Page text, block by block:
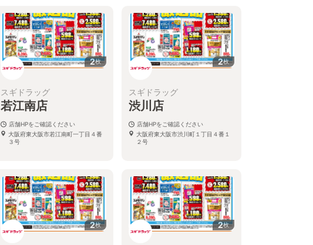
2枚
スギドラッグ
若江南店
店舗HPをご確認ください
大阪府東大阪市若江南町一丁目４番
３号
2枚
スギドラッグ
渋川店
店舗HPをご確認ください
大阪府東大阪市渋川町１丁目４番１
２号
2枚 2枚